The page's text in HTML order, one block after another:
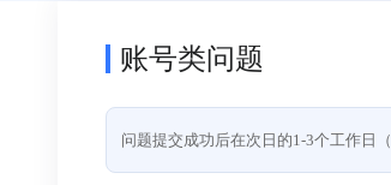
账号类问题
问题提交成功后在次日的1-3个工作日（